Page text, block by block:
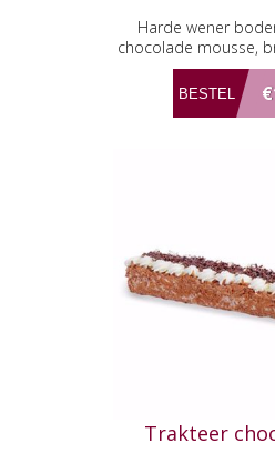
Harde wener
chocolade mousse,
chocolade
Trakteer